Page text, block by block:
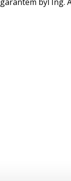
garantem byl Ing.